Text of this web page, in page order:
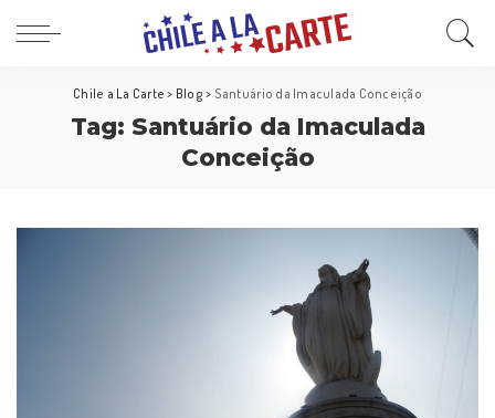
Chile a La Carte > Blog > Santuário da Imaculada Conceição
Tag: Santuário da Imaculada
Conceição